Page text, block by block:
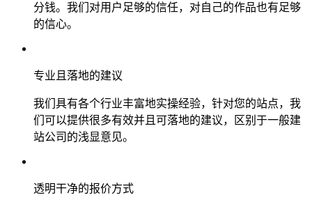
分钱。我们对用户足够的信任，对自己的作品也有足够
的信心。
专业且落地的建议
我们具有各个行业丰富地实操经验，针对您的站点，我
们可以提供很多有效并且可落地的建议，区别于一般建
站公司的浅显意见。
透明干净的报价方式